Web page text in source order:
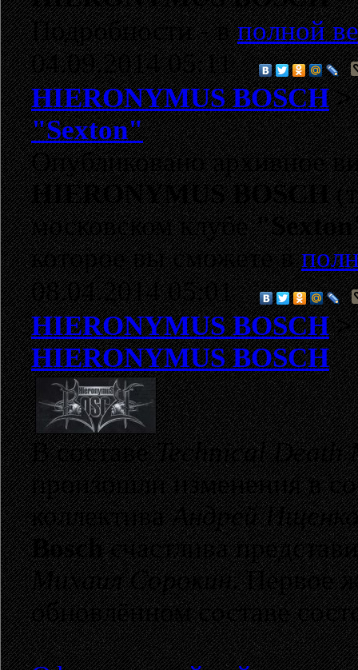
Подробности - вполной
04.09.2014 05:11
HIERONYMUS BOSCH
"Sexton"
Опубликовано архивное
HIERONYMUS BOSCH
московском клубе
которое вы сможете в
08.04.2014 05:01
HIERONYMUS BOSCH
HIERONYMUS BOSCH
В составеTechnical Death
произошли изменения в
коллективаАндрей
Boschсчастлива
Михаил Сорокин. Первое
обновлённом составе